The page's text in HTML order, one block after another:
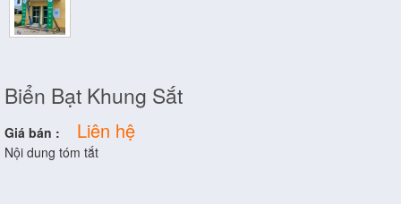
Biển Bạt Khung Sắt
Giá bán : Liên hệ
Nội dung tóm tắt